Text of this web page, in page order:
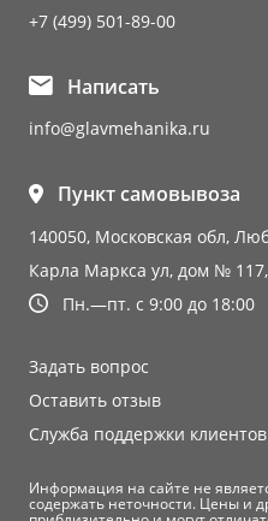
+7 (499) 501-89-00
Написать
info@glavmehanika.ru
Пункт самовывоза
140050, Московская обл,
Карла Маркса ул, дом №
Пн.—пт. с 9:00 до 18:00
Задать вопрос
Оставить отзыв
Служба поддержки клиентов
Информация на сайте не
содержать неточности. Цены и